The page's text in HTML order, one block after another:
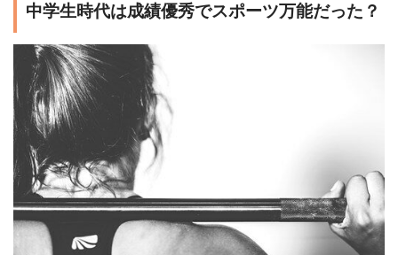
中学生時代は成績優秀でスポーツ万能だった？